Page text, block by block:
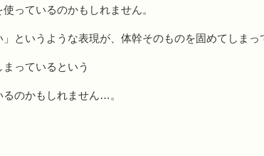
っているのかもしれません。
というような表現が、体幹そのものを固めてしまっ
っているという
のかもしれません…。